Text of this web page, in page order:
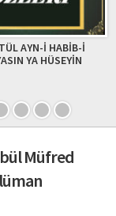
İ
Usul-ü
Cehri
Müfred